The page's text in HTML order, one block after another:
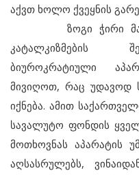
აქვთ ხოლო ქვეყნის
ზოგი ჭირი
კატალკიზმების
ბიუროკრატიული
მივიღოთ, რაც უდავოდ
იქნება. ამით
სავალუტო ფონდის
მოთხოვნას აპარატის
აღსასრულებს,